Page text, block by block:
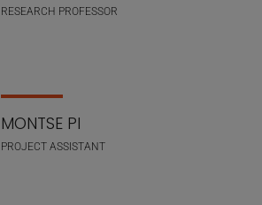
RESEARCH PROFESSOR
MONTSE PI
PROJECT ASSISTANT